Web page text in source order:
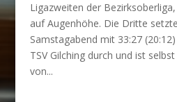
Ligazweiten der
auf Augenhöhe. Die Dritte
Samstagabend mit 33:27
TSV Gilching durch und ist
von...